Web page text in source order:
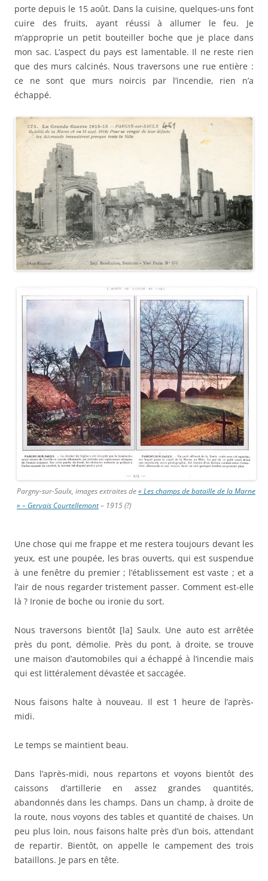
porte depuis le 15 août. Dans la cuisine, quelques-uns font
cuire des fruits, ayant réussi à allumer le feu. Je
m’approprie un petit bouteiller boche que je place dans
mon sac. L’aspect du pays est lamentable. Il ne reste rien
que des murs calcinés. Nous traversons une rue entière :
ce ne sont que murs noircis par l’incendie, rien n’a
échappé.
Pargny-sur-Saulx, images extraites de« Les champs de bataille de la Marne
» – Gervais Courtellemont– 1915 (?)
Une chose qui me frappe et me restera toujours devant les
yeux, est une poupée, les bras ouverts, qui est suspendue
à une fenêtre du premier ; l’établissement est vaste ; et a
l’air de nous regarder tristement passer. Comment est-elle
là ? Ironie de boche ou ironie du sort.
Nous traversons bientôt [la] Saulx. Une auto est arrêtée
près du pont, démolie. Près du pont, à droite, se trouve
une maison d’automobiles qui a échappé à l’incendie mais
qui est littéralement dévastée et saccagée.
Nous faisons halte à nouveau. Il est 1 heure de l’après-
midi.
Le temps se maintient beau.
Dans l’après-midi, nous repartons et voyons bientôt des
caissons d’artillerie en assez grandes quantités,
abandonnés dans les champs. Dans un champ, à droite de
la route, nous voyons des tables et quantité de chaises. Un
peu plus loin, nous faisons halte près d’un bois, attendant
de repartir. Bientôt, on appelle le campement des trois
bataillons. Je pars en tête.